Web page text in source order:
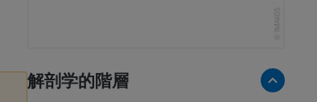
解剖学的階層